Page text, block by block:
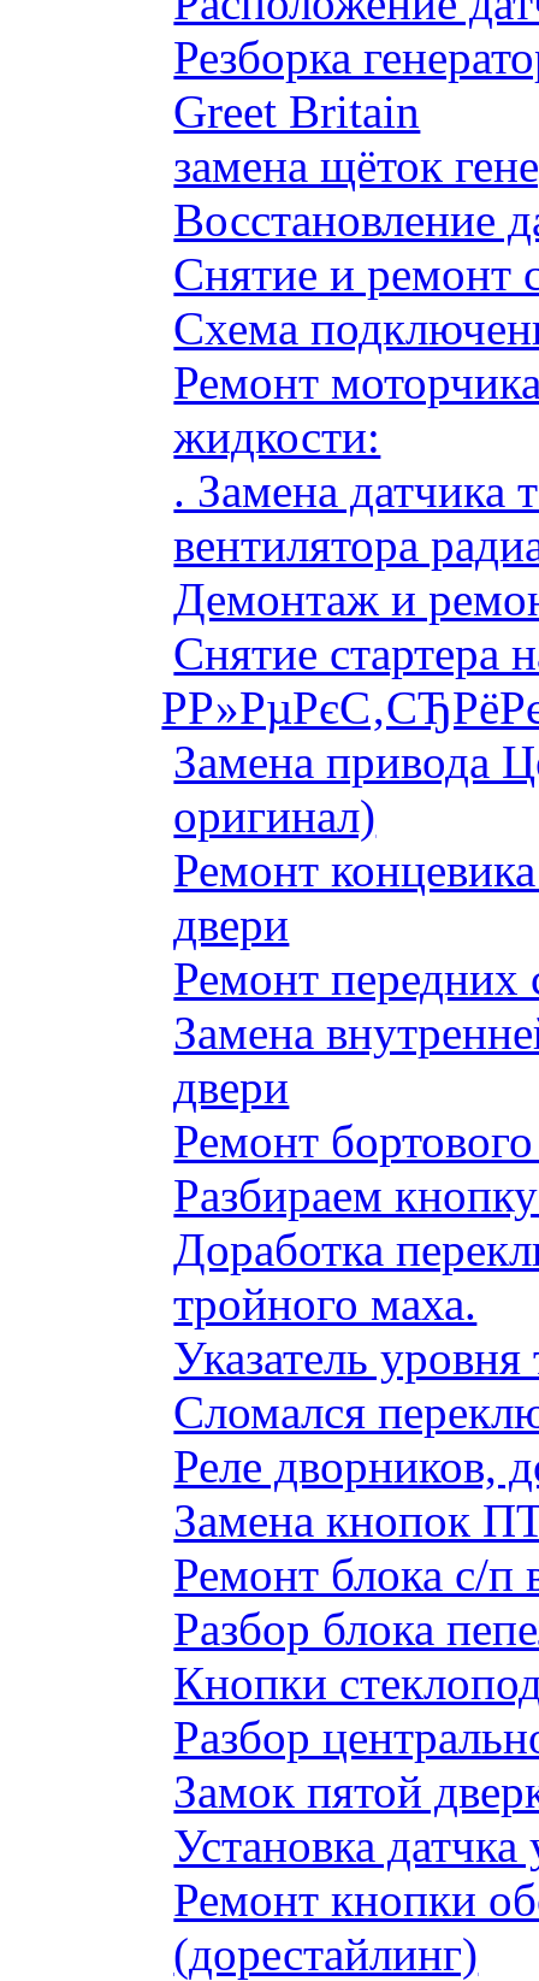
Резборка
Greet Britain
замена щёток
Восстановление
Снятие и ремонт
Схема
Ремонт
жидкости:
. Замена
вентилятора
Демонтаж и
Снятие
Замена привода
оригинал)
Ремонт
двери
Ремонт передних
Замена
двери
Ремонт
Разбираем
Доработка
тройного маха.
Указатель
Сломался
Реле дворников,
Замена кнопок
Ремонт блока с/п
Разбор блока
Кнопки
Разбор
Замок пятой
Установка
Ремонт кнопки
(дорестайлинг)